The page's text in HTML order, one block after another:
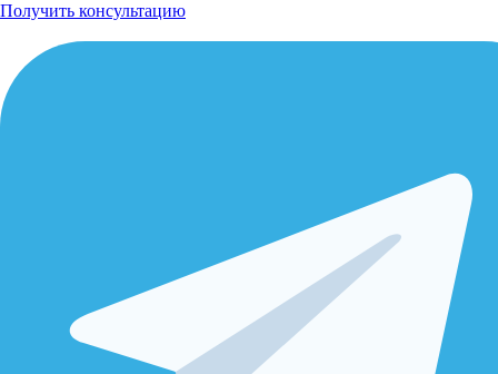
Бесплатный звонок
Пн-Пт 08:00–17:00
Получить консультацию